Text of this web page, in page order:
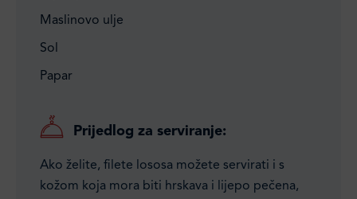
Maslinovo ulje
Sol
Papar
Prijedlog za serviranje:
Ako želite, filete lososa možete servirati i s
kožom koja mora biti hrskava i lijepo pečena,